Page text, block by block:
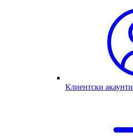
Клиентски акаунти